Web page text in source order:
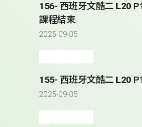
156- 西班牙文酷二 L20
課程結束
2025-09-05
155- 西班牙文酷二 L20
2025-09-05